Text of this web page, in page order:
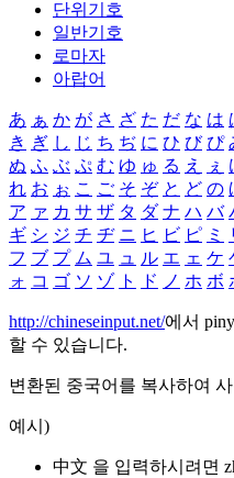
단위기호
일반기호
로마자
아랍어
あ ぁ か が さ ざ た だ な は
き ぎ し じ ち ぢ に ひ び ぴ
ぬ ふ ぶ ぷ む ゆ ゅ る え ぇ
れ お ぉ こ ご そ ぞ と ど の
ア ァ カ サ ザ タ ダ ナ ハ バ
ギ シ ジ チ ヂ ニ ヒ ビ ピ ミ
フ ブ プ ム ユ ュ ル エ ェ ケ
ォ コ ゴ ソ ゾ ト ド ノ ホ ボ
http://chineseinput.net/에서
할 수 있습니다.
변환된 중국어를 복사하여
예시)
中文 을 입력하시려면